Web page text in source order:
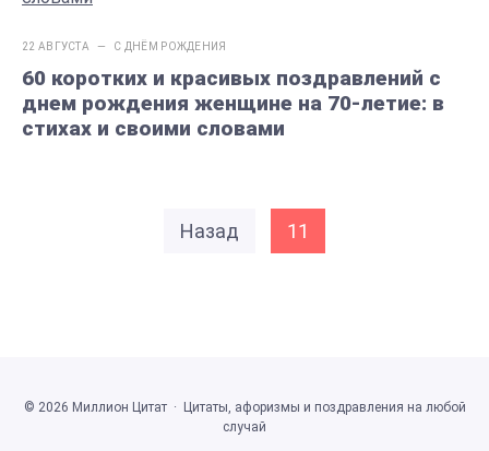
22 АВГУСТА — С ДНЁМ РОЖДЕНИЯ
60 коротких и красивых поздравлений с
днем рождения женщине на 70-летие: в
стихах и своими словами
Назад 11
© 2026 Миллион Цитат·
Цитаты, афоризмы и поздравления на любой
случай